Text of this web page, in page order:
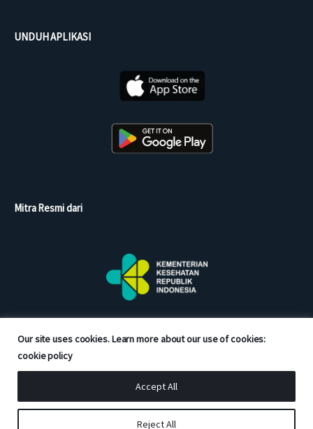
Our site uses cookies. Learn more about our use of cookies:
cookie policy
Reject All
Accept All
UNDUH APLIKASI
Mitra Resmi dari
Copyright © 2026 Good Doctor. All rights reserved.